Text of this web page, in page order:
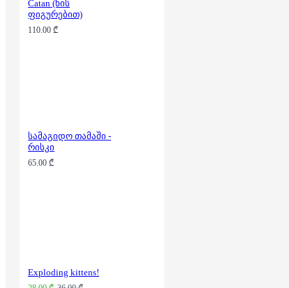
Catan (ხის
ფიგურებით)
110.00 ₾
სამაგიდო თამაში -
რისკი
65.00 ₾
Exploding kittens!